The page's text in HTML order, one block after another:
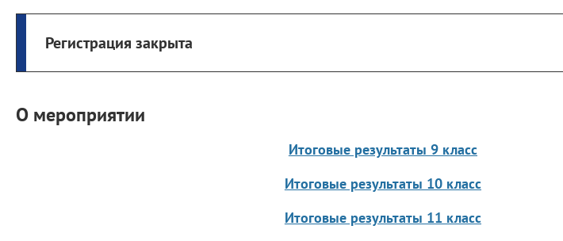
Регистрация закрыта
О мероприятии
Итоговые результаты 9 класс
Итоговые результаты 10 класс
Итоговые результаты 11 класс